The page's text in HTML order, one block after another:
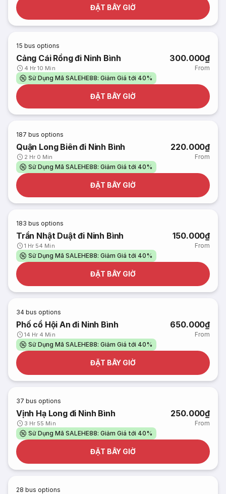
ĐẶT BÂY GIỜ
15 bus options
Cảng Cái Rồng đi Ninh Bình
4 Hr 10 Min
300.000₫
From
Sử Dụng Mã SALEHE88: Giảm Giá tới 40%
ĐẶT BÂY GIỜ
187 bus options
Quận Long Biên đi Ninh Bình
2 Hr 0 Min
220.000₫
From
Sử Dụng Mã SALEHE88: Giảm Giá tới 40%
ĐẶT BÂY GIỜ
183 bus options
Trần Nhật Duật đi Ninh Bình
1 Hr 54 Min
150.000₫
From
Sử Dụng Mã SALEHE88: Giảm Giá tới 40%
ĐẶT BÂY GIỜ
34 bus options
Phố cổ Hội An đi Ninh Bình
14 Hr 4 Min
650.000₫
From
Sử Dụng Mã SALEHE88: Giảm Giá tới 40%
ĐẶT BÂY GIỜ
37 bus options
Vịnh Hạ Long đi Ninh Bình
3 Hr 55 Min
250.000₫
From
Sử Dụng Mã SALEHE88: Giảm Giá tới 40%
ĐẶT BÂY GIỜ
28 bus options